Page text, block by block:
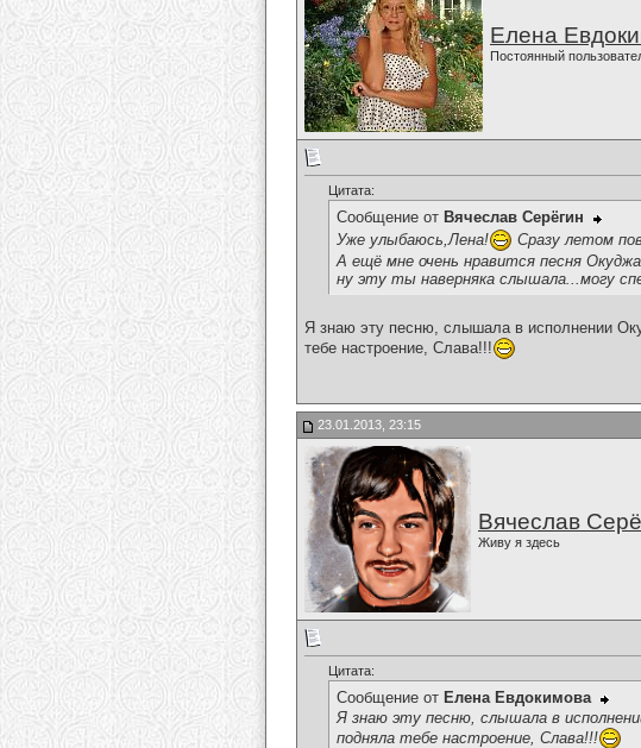
Елена
Постоянный
Цитата:
Сообщение от Вячеслав Серёгин
Уже улыбаюсь,Лена!
Сразу летом
А ещё мне очень нравится песня
ну эту ты наверняка слышала...могу
Я знаю эту песню, слышала в исполнении
тебе настроение, Слава!!!
23.01.2013, 23:15
Вячеслав
Живу я здесь
Цитата:
Сообщение от Елена Евдокимова
Я знаю эту песню, слышала в
подняла тебе настроение, Слава!!!